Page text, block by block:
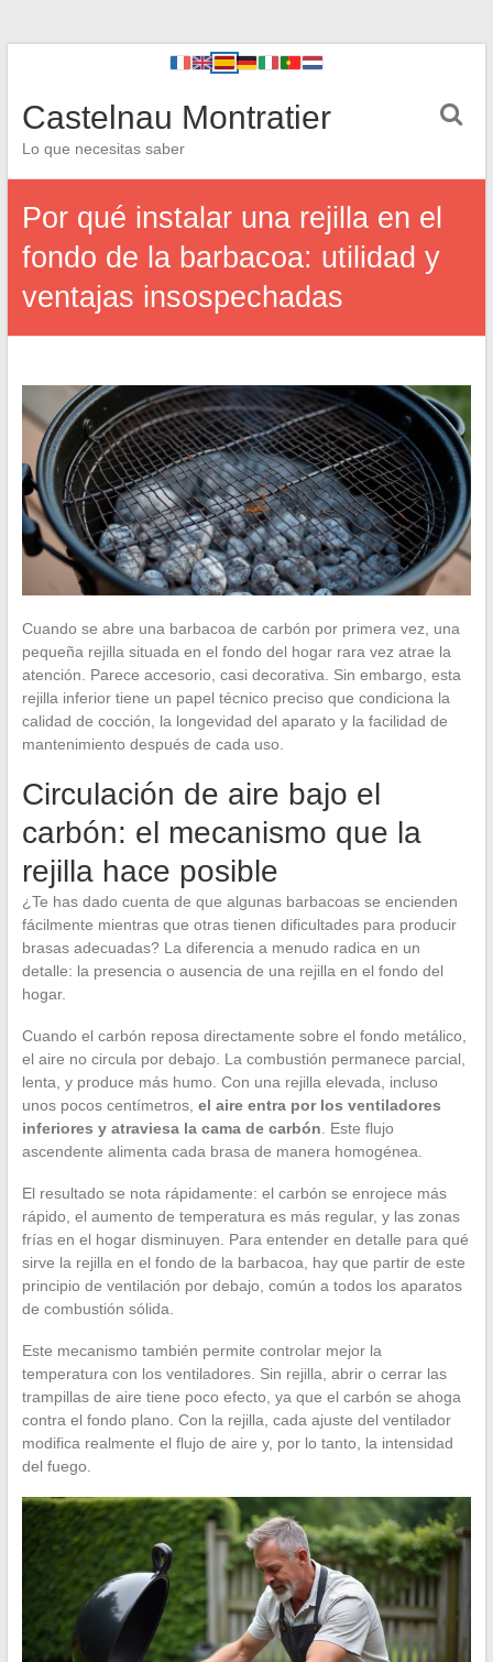
Castelnau Montratier
Lo que necesitas saber
Por qué instalar una rejilla en el
fondo de la barbacoa: utilidad y
ventajas insospechadas
Cuando se abre una barbacoa de carbón por primera vez, una
pequeña rejilla situada en el fondo del hogar rara vez atrae la
atención. Parece accesorio, casi decorativa. Sin embargo, esta
rejilla inferior tiene un papel técnico preciso que condiciona la
calidad de cocción, la longevidad del aparato y la facilidad de
mantenimiento después de cada uso.
Circulación de aire bajo el
carbón: el mecanismo que la
rejilla hace posible
¿Te has dado cuenta de que algunas barbacoas se encienden
fácilmente mientras que otras tienen dificultades para producir
brasas adecuadas? La diferencia a menudo radica en un
detalle: la presencia o ausencia de una rejilla en el fondo del
hogar.
Cuando el carbón reposa directamente sobre el fondo metálico,
el aire no circula por debajo. La combustión permanece parcial,
lenta, y produce más humo. Con una rejilla elevada, incluso
unos pocos centímetros, el aire entra por los ventiladores
inferiores y atraviesa la cama de carbón . Este flujo
ascendente alimenta cada brasa de manera homogénea.
El resultado se nota rápidamente: el carbón se enrojece más
rápido, el aumento de temperatura es más regular, y las zonas
frías en el hogar disminuyen. Para entender en detalle para qué
sirve la rejilla en el fondo de la barbacoa, hay que partir de este
principio de ventilación por debajo, común a todos los aparatos
de combustión sólida.
Este mecanismo también permite controlar mejor la
temperatura con los ventiladores. Sin rejilla, abrir o cerrar las
trampillas de aire tiene poco efecto, ya que el carbón se ahoga
contra el fondo plano. Con la rejilla, cada ajuste del ventilador
modifica realmente el flujo de aire y, por lo tanto, la intensidad
del fuego.